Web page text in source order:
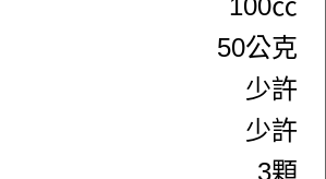
50公克
少許
少許
3顆